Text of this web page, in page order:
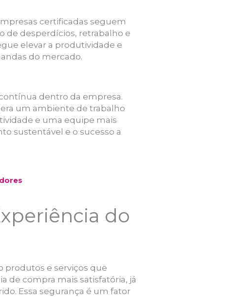
certificadas seguem
de desperdícios, retrabalho e
elevar a produtividade e
do mercado.
dentro da empresa.
um ambiente de trabalho
e uma equipe mais
sustentável e o sucesso a
do
produtos e serviços que
de compra mais satisfatória, já
Essa segurança é um fator